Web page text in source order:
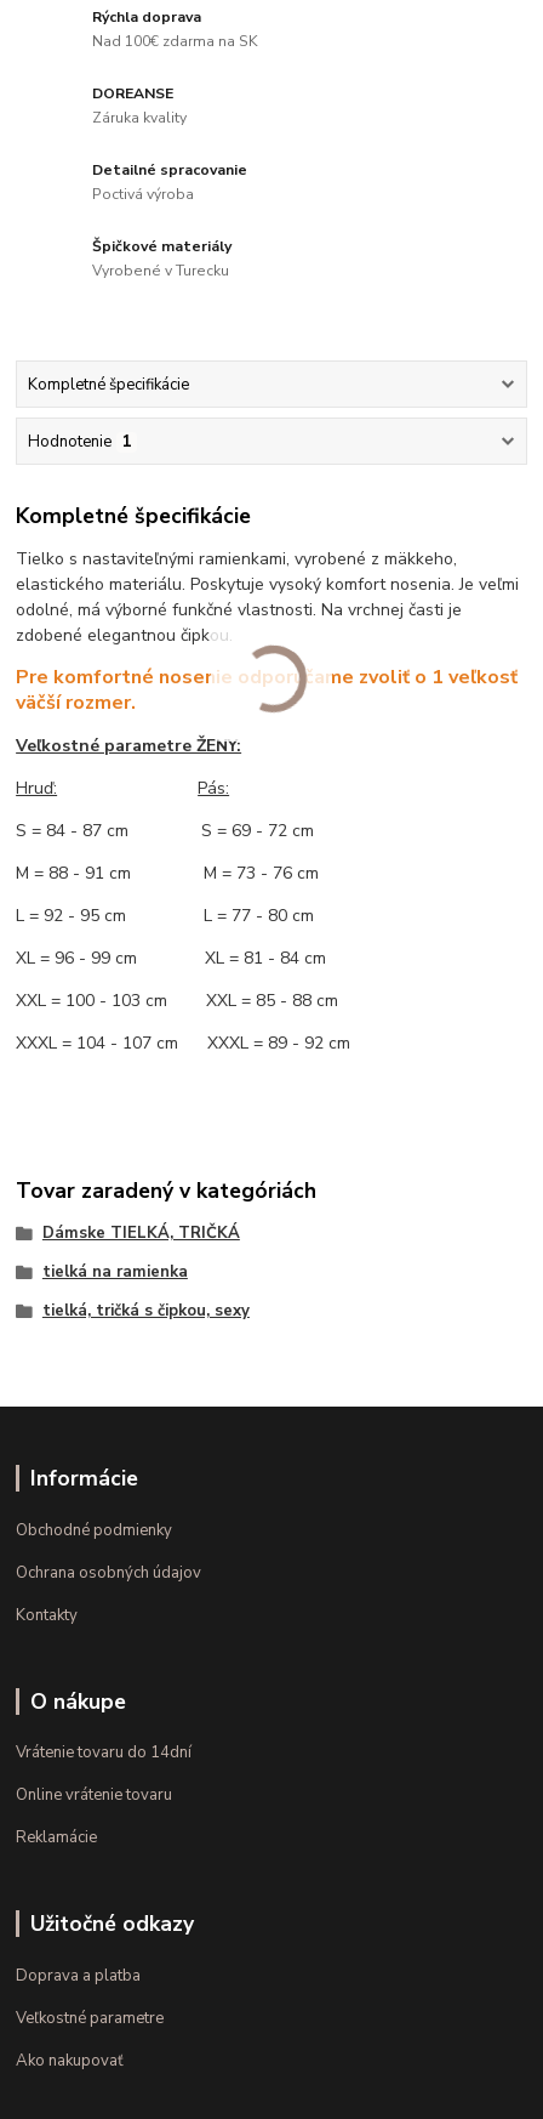
Rýchla doprava
Nad 100€ zdarma na SK
DOREANSE
Záruka kvality
Detailné spracovanie
Poctivá výroba
Špičkové materiály
Vyrobené v Turecku
Kompletné špecifikácie
Hodnotenie 1
Kompletné špecifikácie
Tielko s nastaviteľnými ramienkami, vyrobené z mäkkeho,
elastického materiálu. Poskytuje vysoký komfort nosenia. Je veľmi
odolné, má výborné funkčné vlastnosti. Na vrchnej časti je
zdobené elegantnou čipkou.
Pre komfortné nosenie odporúčame zvoliť o 1 veľkosť
väčší rozmer.
Veľkostné parametre ŽENY:
Hruď:
Pás:
S = 84 - 87 cm S = 69 - 72 cm
M = 88 - 91 cm M = 73 - 76 cm
L = 92 - 95 cm L = 77 - 80 cm
XL = 96 - 99 cm XL = 81 - 84 cm
XXL = 100 - 103 cm XXL = 85 - 88 cm
XXXL = 104 - 107 cm XXXL = 89 - 92 cm
Tovar zaradený v kategóriách
Dámske TIELKÁ, TRIČKÁ
tielká na ramienka
tielká, tričká s čipkou, sexy
Informácie
Obchodné podmienky
Ochrana osobných údajov
Kontakty
O nákupe
Vrátenie tovaru do 14dní
Online vrátenie tovaru
Reklamácie
Užitočné odkazy
Doprava a platba
Veľkostné parametre
Ako nakupovať